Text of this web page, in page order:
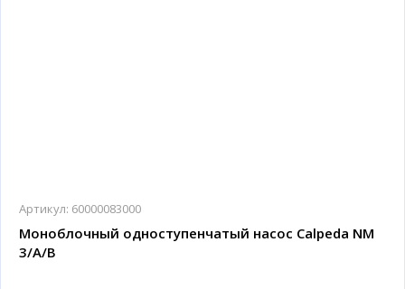
Артикул: 60000083000
Моноблочный одноступенчатый насос Calpeda NM
3/A/B